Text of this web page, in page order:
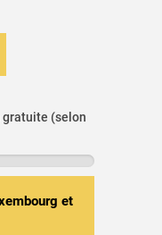
(selon
et